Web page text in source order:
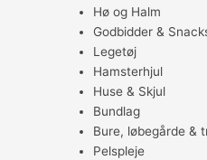
Hø og Halm
Godbidder &
Legetøj
Hamsterhjul
Huse & Skjul
Bundlag
Bure, løbegårde &
Pelspleje